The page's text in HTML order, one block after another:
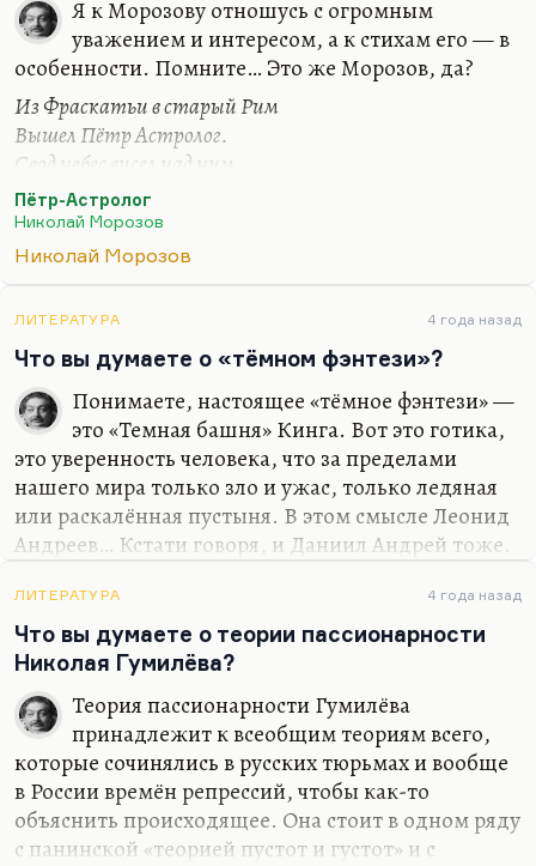
Я к Морозову отношусь с огромным
уважением и интересом, а к стихам его — в
особенности. Помните… Это же Морозов, да?
Из Фраскатьи в старый Рим
Вышел Пётр Астролог.
Свод небес висел над ним,
Будто чёрный полог.
Он глядел туда, во тьму,
Со своей равнины,
Странные картины.
Это огромная баллада.
Морозов — очень интересная фигура.
Заблуждения его, его «новая история», из
которой выросли и Фоменко, и Носовский, и
целая новая философия истории,— это как
художественный текст бесконечно интересно. У
меня была такая статья о русских самородках,
которые переосмысливают заново историю,
культуру. Это, конечно, не наука, это…
Пётр-Астролог
Николай Морозов
Николай Морозов
ЛИТЕРАТУРА 4 года назад
Что вы думаете о «тёмном фэнтези»?
Понимаете, настоящее «тёмное фэнтези» —
это «Темная башня» Кинга. Вот это готика,
это уверенность человека, что за пределами
нашего мира только зло и ужас, только ледяная
или раскалённая пустыня. В этом смысле Леонид
Андреев… Кстати говоря, и Даниил Андрей тоже.
этих шрастров — это, конечно, чёрное фэнтези.
Чёрное фэнтези — это просто готический подход
к миру. А тому, у кого нет готического подхода к
миру (то есть уверенности, что мир лежит во зле),
лучше не притворяться.
ЛИТЕРАТУРА 4 года назад
Что вы думаете о теории пассионарности
Николая Гумилёва?
Теория пассионарности Гумилёва
принадлежит к всеобщим теориям всего,
которые сочинялись в русских тюрьмах и вообще
в России времён репрессий, чтобы как-то
объяснить происходящее. Она стоит в одном ряду
с панинской «теорией пустот и густот» и с